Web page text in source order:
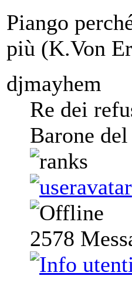
Piango
più (K.Von
djmayhem
Re dei
Barone
2578